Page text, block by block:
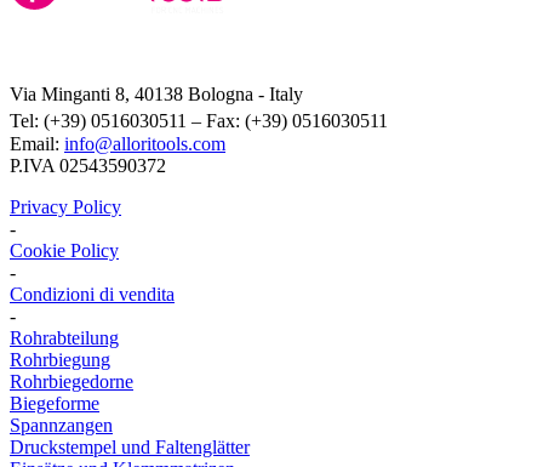
Via Minganti 8, 40138 Bologna - Italy
Tel: (+39) 0516030511 – Fax: (+39) 0516030511
Email: info@alloritools.com
P.IVA 02543590372
Privacy Policy
-
Cookie Policy
-
Condizioni di vendita
-
Rohrabteilung
Rohrbiegung
Rohrbiegedorne
Biegeforme
Spannzangen
Druckstempel und Faltenglätter